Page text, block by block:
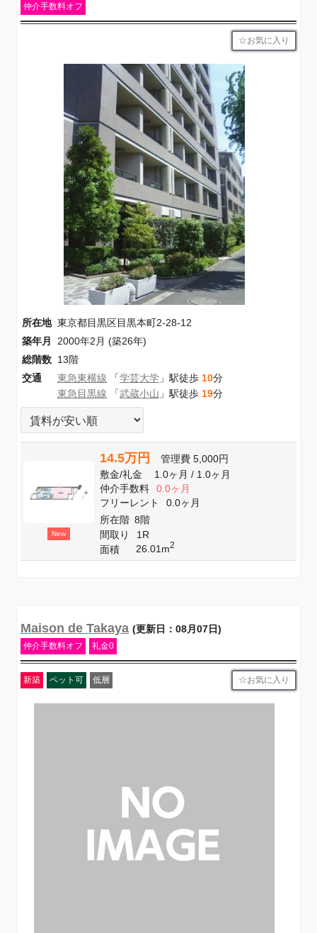
仲介手数料オフ
お気に入り
所在地 東京都目黒区目黒本町2-28-12
築年月
2000年2月 (築26年)
総階数 13階
交通
東急東横線 「学芸大学 」駅徒歩 10分
東急目黒線 「武蔵小山 」駅徒歩 19分
New
14.5万円 管理費 5,000円
敷金/礼金 1.0ヶ月/ 1.0ヶ月
仲介手数料
0.0ヶ月
フリーレント
0.0ヶ月
所在階 8階
間取り
1R
面積
26.01m2
Maison de Takaya (更新日：08月07日)
仲介手数料オフ 礼金0
新築 ペット可 低層 お気に入り